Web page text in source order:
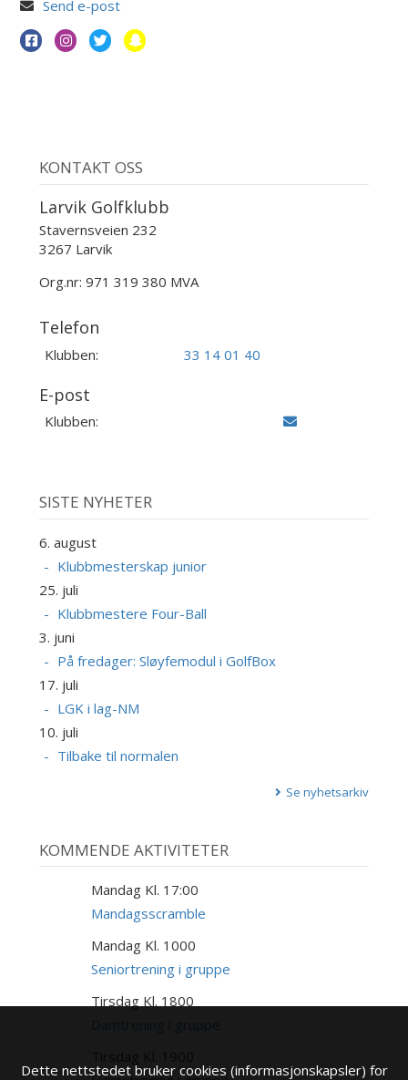
Send e-post
KONTAKT OSS
Larvik Golfklubb
Stavernsveien 232
3267 Larvik
Org.nr: 971 319 380 MVA
Telefon
Klubben: 33 14 01 40
E-post
Klubben:
SISTE NYHETER
6. august
Klubbmesterskap junior
25. juli
Klubbmestere Four-Ball
3. juni
På fredager: Sløyfemodul i GolfBox
17. juli
LGK i lag-NM
10. juli
Tilbake til normalen
Se nyhetsarkiv
KOMMENDE AKTIVITETER
Mandag Kl. 17:00
Mandagsscramble
Mandag Kl. 1000
Seniortrening i gruppe
18
Tirsdag Kl. 1800
Dette nettstedet bruker cookies (informasjonskapsler) for